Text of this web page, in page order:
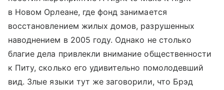
в Новом Орлеане, где фонд занимается
восстановлением жилых домов, разрушенных
наводнением в 2005 году. Однако не столько
благие дела привлекли внимание общественности
к Питу, сколько его удивительно помолодевший
вид. Злые языки тут же заговорили, что Брэд